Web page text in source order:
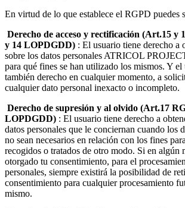
En virtud de lo que establece el RGPD puedes
Derecho de acceso y rectificación (Art.15 y
y 14 LOPDGDD) : El usuario tiene derecho a
sobre los datos personales ATRICOL
para qué fines se han utilizado los mismos. Y el
también derecho en cualquier momento, a
cualquier dato personal inexacto o incompleto.
Derecho de supresión y al olvido (Art.17
LOPDGDD) : El usuario tiene derecho a
datos personales que le conciernan cuando los
no sean necesarios en relación con los fines
recogidos o tratados de otro modo. Si en algún
otorgado tu consentimiento, para el
personales, siempre existirá la posibilidad de
consentimiento para cualquier procesamiento
mismo.